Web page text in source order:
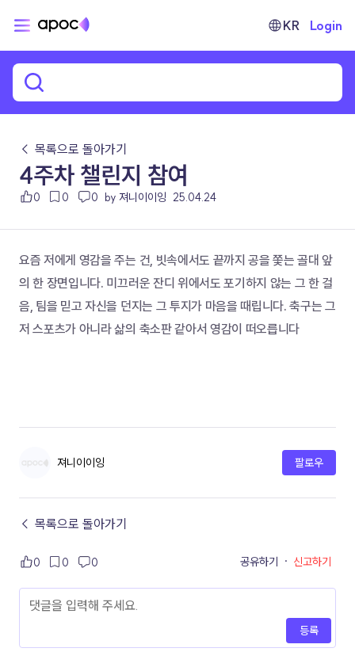
KR Login
← 목록으로 돌아가기
4주차 챌린지 참여
0 0 0 by 져니이이잉 25.04.24
요즘 저에게 영감을 주는 건, 빗속에서도 끝까지 공을 쫓는 골대 앞
의 한 장면입니다. 미끄러운 잔디 위에서도 포기하지 않는 그 한 걸
음, 팀을 믿고 자신을 던지는 그 투지가 마음을 때립니다. 축구는 그
저 스포츠가 아니라 삶의 축소판 같아서 영감이 떠오릅니다
져니이이잉 팔로우
← 목록으로 돌아가기
0 0 0 공유하기 · 신고하기
등록